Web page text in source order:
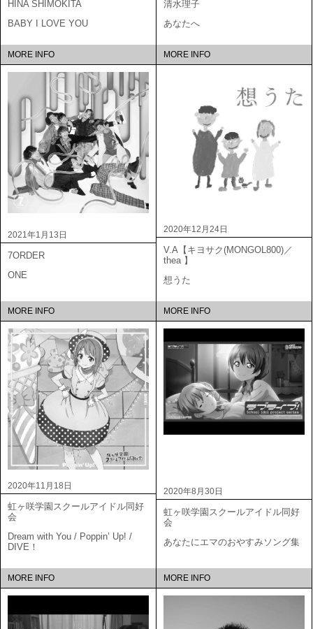
HINA SHIMOKITA
BABY I LOVE YOU
MORE INFO
清水理子
あなたへ
MORE INFO
2021年1月13日
7ORDER
ONE
MORE INFO
2020年12月24日
V.A【キヨサク(MONGOL800)／
thea 】
想うた
MORE INFO
2020年11月18日
虹ヶ咲学園スクールアイドル同好
会
Dream with You / Poppin’ Up! /
DIVE！
MORE INFO
2020年8月30日
虹ヶ咲学園スクールアイドル同好
会
あなたにエマのおやすみソング集
MORE INFO